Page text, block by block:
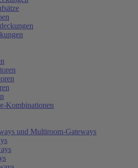
Kombinationen
und Multiroom-Gateways